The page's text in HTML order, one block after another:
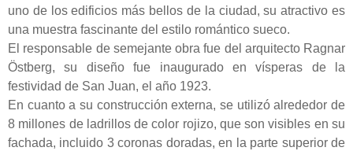
uno de los edificios más bellos de la ciudad, su atractivo es
una muestra fascinante del estilo romántico sueco.
El responsable de semejante obra fue del arquitecto Ragnar
Östberg, su diseño fue inaugurado en vísperas de la
festividad de San Juan, el año 1923.
En cuanto a su construcción externa, se utilizó alrededor de
8 millones de ladrillos de color rojizo, que son visibles en su
fachada, incluido 3 coronas doradas, en la parte superior de